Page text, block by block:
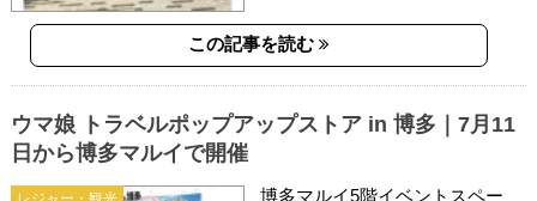
この記事を読む
ウマ娘 トラベルポップアップストア in 博多｜7月11
日から博多マルイで開催
博多マルイ5階イベントスペー